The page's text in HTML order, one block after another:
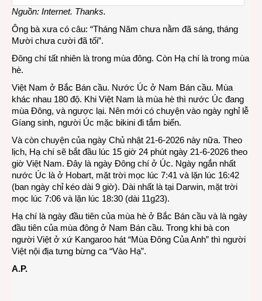
Nguồn: Internet. Thanks.
Ông bà xưa có câu: “Tháng Năm chưa nằm đã sáng, tháng
Mười chưa cười đã tối”.
Đông chí tất nhiên là trong mùa đông. Còn Hạ chí là trong mùa
hè.
Việt Nam ở Bắc Bán cầu. Nước Úc ở Nam Bán cầu. Mùa
khác nhau 180 độ. Khi Việt Nam là mùa hè thì nước Úc đang
mùa Đông, và ngược lại. Nên mới có chuyện vào ngày nghỉ lễ
Gíang sinh, người Úc mặc bikini đi tắm biển.
Và còn chuyện của ngày Chủ nhật 21-6-2026 này nữa. Theo
lịch, Hạ chí sẽ bắt đầu lúc 15 giờ 24 phút ngày 21-6-2026 theo
giờ Việt Nam. Đây là ngày Đông chí ở Úc. Ngày ngắn nhất
nước Úc là ở Hobart, mặt trời mọc lúc 7:41 và lặn lúc 16:42
(ban ngày chỉ kéo dài 9 giờ). Dài nhất là tại Darwin, mặt trời
mọc lúc 7:06 và lặn lúc 18:30 (dài 11g23).
Hạ chí là ngày đầu tiên của mùa hè ở Bắc Bán cầu và là ngày
đầu tiên của mùa đông ở Nam Bán cầu. Trong khi bà con
người Việt ở xứ Kangaroo hát “Mùa Đông Của Anh” thì người
Việt nội địa tưng bừng ca “Vào Hạ”.
A.P.